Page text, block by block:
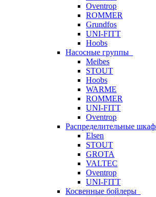
Oventrop
ROMMER
Grundfos
UNI-FITT
Hoobs
Насосные группы
Meibes
STOUT
Hoobs
WARME
ROMMER
UNI-FITT
Oventrop
Распределительные
Elsen
STOUT
GROTA
VALTEC
Oventrop
UNI-FITT
Косвенные бойлеры